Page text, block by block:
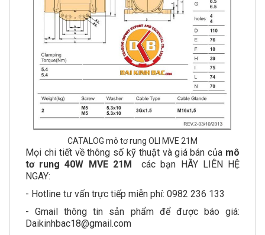
CATALOG mô tơ rung OLI MVE 21M
Mọi chi tiết về thông số kỹ thuật và giá bán của mô
tơ rung 40W MVE 21M
các bạn HÃY LIÊN HỆ
NGAY:
- Hotline tư vấn trực tiếp miễn phí: 0982 236 133
- Gmail thông tin sản phẩm để được báo giá:
Daikinhbac18@gmail.com